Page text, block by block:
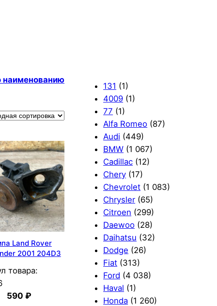
наименованию
Land Rover
2001 204D3
товара:
590 ₽
131 (1)
4009 (1)
77 (1)
Alfa Romeo (87)
Audi (449)
BMW (1 067)
Cadillac (12)
Chery (17)
Chevrolet (1 083)
Chrysler (65)
Citroen (299)
Daewoo (28)
Daihatsu (32)
Dodge (26)
Fiat (313)
Ford (4 038)
Haval (1)
Honda (1 260)